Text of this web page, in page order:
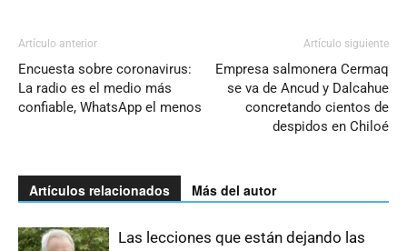
Artículo anterior
Encuesta sobre coronavirus:
La radio es el medio más
confiable, WhatsApp el menos
Artículo siguiente
Empresa salmonera Cermaq
se va de Ancud y Dalcahue
concretando cientos de
despidos en Chiloé
Artículos relacionados Más del autor
Las lecciones que están dejando las